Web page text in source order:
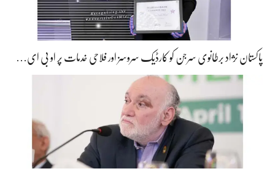
پاکستان نژاد برطانوی سرجن کو کارڈیک سروسز اور فلاحی خدمات پر او بی ای…